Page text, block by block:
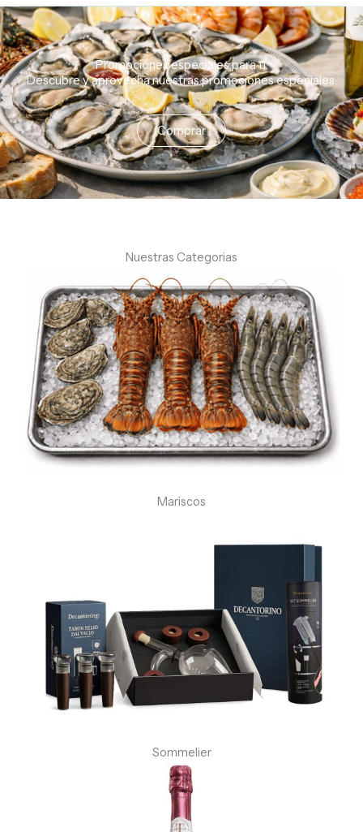
Promociones especiales para ti.
Descubreyaprovechanuestraspromocionesespeciales.
Comprar
Nuestras Categorias
Mariscos
Sommelier